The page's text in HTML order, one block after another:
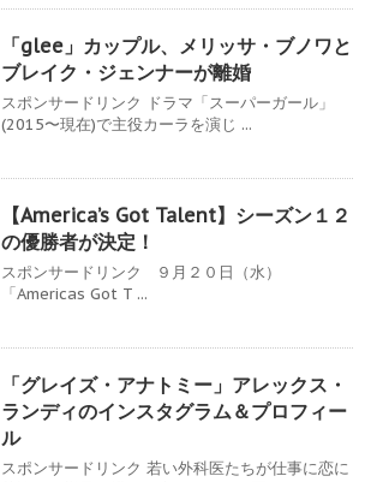
「glee」カップル、メリッサ・ブノワと
ブレイク・ジェンナーが離婚
スポンサードリンク ドラマ「スーパーガール」
(2015〜現在)で主役カーラを演じ ...
【America’s Got Talent】シーズン１２
の優勝者が決定！
スポンサードリンク ９月２０日（水）
「Americas Got T ...
「グレイズ・アナトミー」アレックス・
ランディのインスタグラム＆プロフィー
ル
スポンサードリンク 若い外科医たちが仕事に恋に